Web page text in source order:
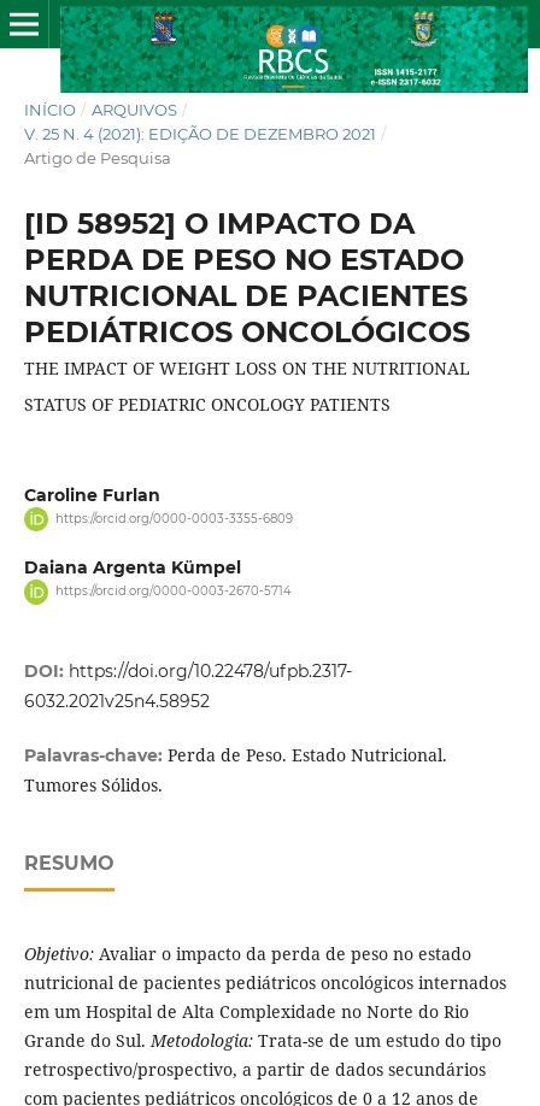
INÍCIO / ARQUIVOS /
V. 25 N. 4 (2021): EDIÇÃO DE DEZEMBRO 2021 /
Artigo de Pesquisa
[ID 58952] O IMPACTO DA
PERDA DE PESO NO ESTADO
NUTRICIONAL DE PACIENTES
PEDIÁTRICOS ONCOLÓGICOS
THE IMPACT OF WEIGHT LOSS ON THE NUTRITIONAL
STATUS OF PEDIATRIC ONCOLOGY PATIENTS
Caroline Furlan
https://orcid.org/0000-0003-3355-6809
Daiana Argenta Kümpel
https://orcid.org/0000-0003-2670-5714
DOI: https://doi.org/10.22478/ufpb.2317-
6032.2021v25n4.58952
Palavras-chave: Perda de Peso. Estado Nutricional.
Tumores Sólidos.
RESUMO
Objetivo:Avaliar o impacto da perda de peso no estado
nutricional de pacientes pediátricos oncológicos internados
em um Hospital de Alta Complexidade no Norte do Rio
Grande do Sul. Metodologia:Trata-se de um estudo do tipo
retrospectivo/prospectivo, a partir de dados secundários
com pacientes pediátricos oncológicos de 0 a 12 anos de